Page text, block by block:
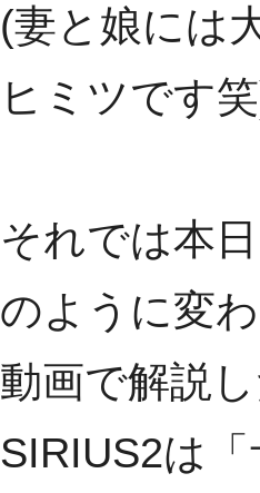
(妻と娘には
ヒミツです
それでは本
のように変
動画で解説
SIRIUS2は